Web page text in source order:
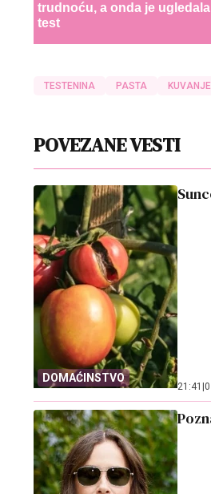
trudnoću, a onda je
test
TESTENINA PASTA
POVEZANE VESTI
DOMAĆINSTVO
21:41 0